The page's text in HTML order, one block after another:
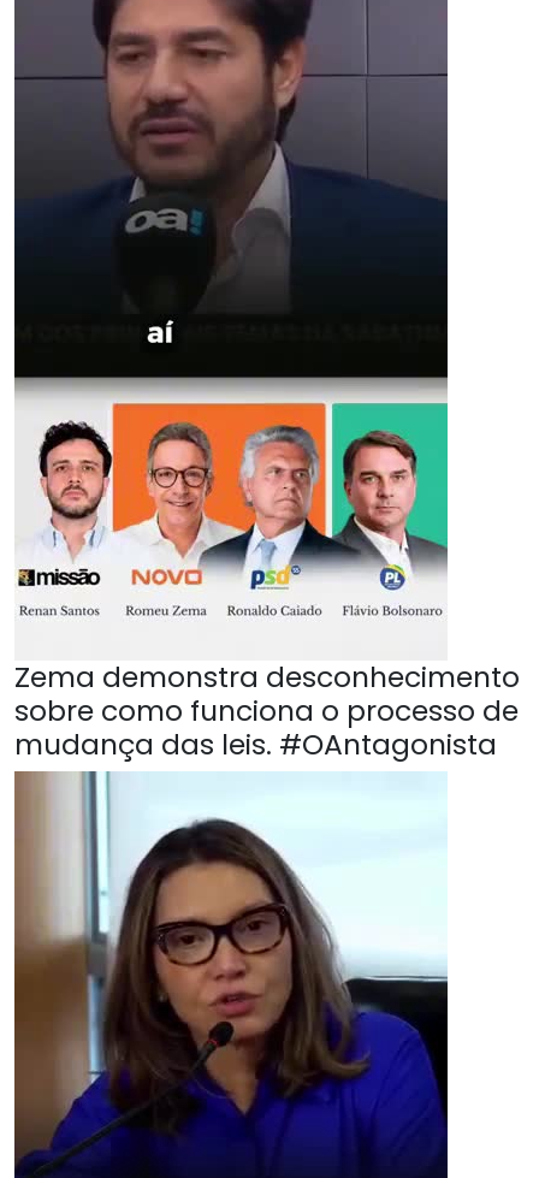
Zema demonstra desconhecimento
sobre como funciona o processo de
mudança das leis. #OAntagonista